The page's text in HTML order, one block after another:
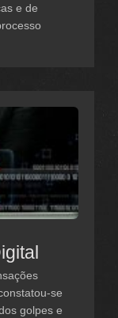
e de
se
golpes e